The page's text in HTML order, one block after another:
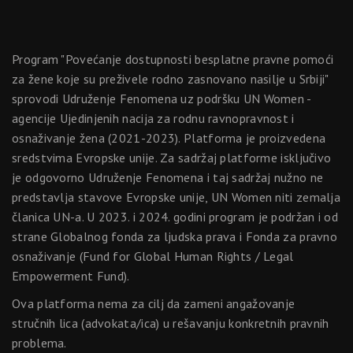
Program "Povećanje dostupnosti besplatne pravne pomoći
za žene koje su preživele rodno zasnovano nasilje u Srbiji"
sprovodi Udruženje Fenomena uz podršku UN Women -
agencije Ujedinjenih nacija za rodnu ravnopravnost i
osnaživanje žena (2021-2023). Platforma je proizvedena
sredstvima Evropske unije. Za sadržaj platforme isključivo
je odgovorno Udruženje Fenomena i taj sadržaj nužno ne
predstavlja stavove Evropske unije, UN Women niti zemalja
članica UN-a. U 2023. i 2024. godini program je podržan i od
strane Globalnog fonda za ljudska prava i Fonda za pravno
osnaživanje (Fund for Global Human Rights / Legal
Empowerment Fund).
Ova platforma nema za cilj da zameni angažovanje
stručnih lica (advokata/ica) u rešavanju konkretnih pravnih
problema.